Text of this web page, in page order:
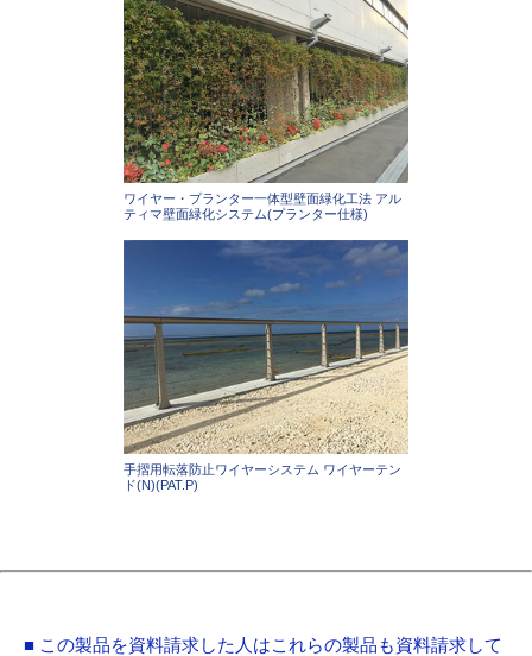
ワイヤー・プランター一体型壁面緑化工法 アル
ティマ壁面緑化システム(プランター仕様)
手摺用転落防止ワイヤーシステム ワイヤーテン
ド(N)(PAT.P)
■ この製品を資料請求した人はこれらの製品も資料請求して